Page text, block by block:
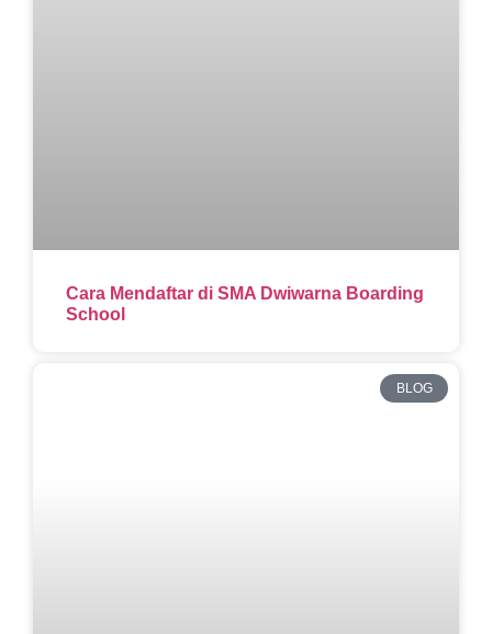
Cara Mendaftar di SMA Dwiwarna Boarding
School
BLOG